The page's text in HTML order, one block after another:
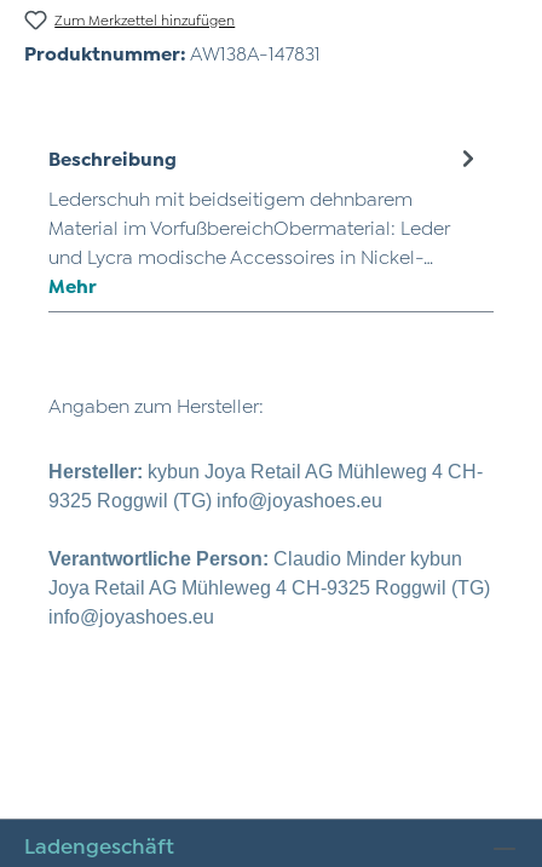
Zum Merkzettel hinzufügen
Produktnummer: AW138A-147831
Beschreibung
Lederschuh mit beidseitigem dehnbarem
Material im VorfußbereichObermaterial: Leder
und Lycra modische Accessoires in Nickel-…
Mehr
Angaben zum Hersteller:
Hersteller: kybun Joya Retail AG Mühleweg 4 CH-
9325 Roggwil (TG) info@joyashoes.eu
Verantwortliche Person: Claudio Minder kybun
Joya Retail AG Mühleweg 4 CH-9325 Roggwil (TG)
info@joyashoes.eu
Ladengeschäft